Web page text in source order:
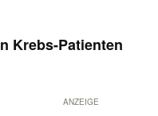
Krebs-Patienten
ANZEIGE